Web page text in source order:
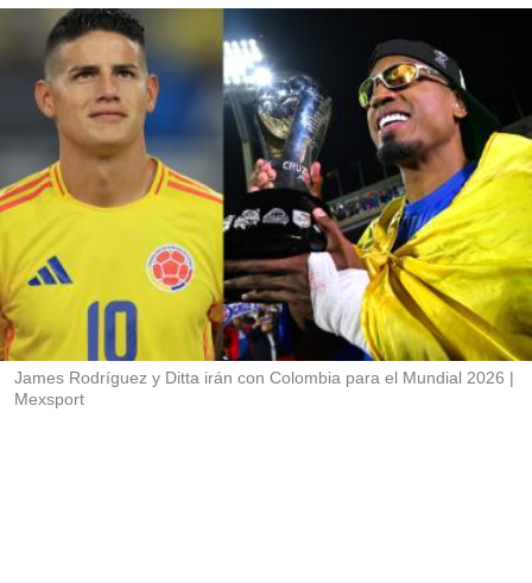
i
o
n
e
s
d
e
c
o
p
a
r
t
r
d
r
James Rodríguez y Ditta irán con Colombia para el Mundial 2026
Mexsport